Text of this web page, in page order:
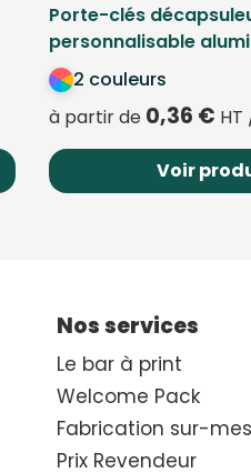
Porte-clés
personnalisable
2 couleurs
à partir de 0,36 €
Voir
Nos services
Le bar à print
Welcome Pack
Fabrication sur-
Prix Revendeur